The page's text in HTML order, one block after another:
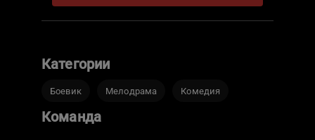
Категории
Боевик Мелодрама Комедия
Команда